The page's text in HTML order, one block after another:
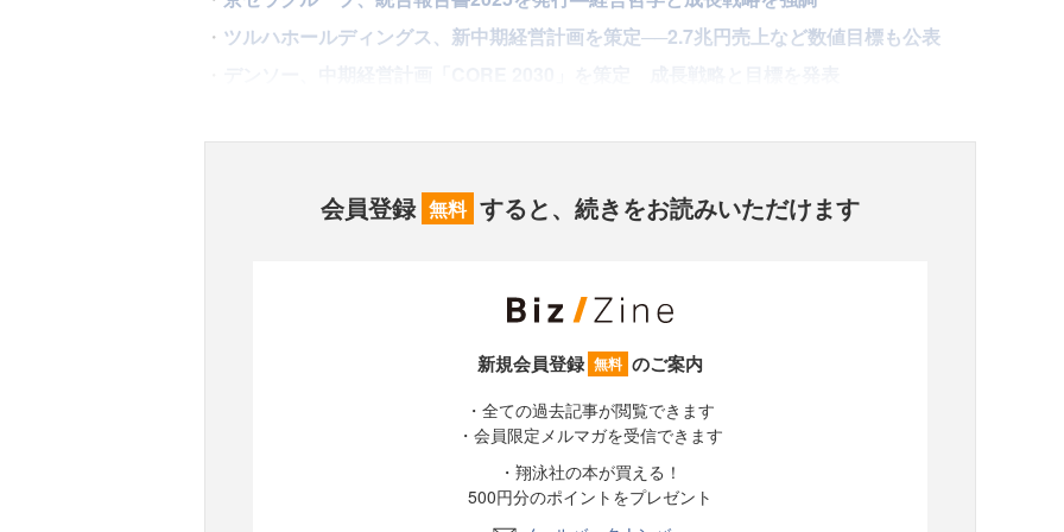
・ ツルハホールディングス、新中期経営計画を策定──2.7兆円売上など数値目標も公表
会員登録 無料 すると、続きをお読みいただけます
新規会員登録 無料 のご案内
・全ての過去記事が閲覧できます
・会員限定メルマガを受信できます
・翔泳社の本が買える！
500円分のポイントをプレゼント